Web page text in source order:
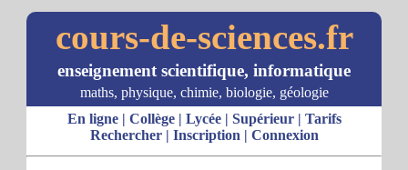
cours-de-sciences.fr
enseignement scientifique, informatique
maths, physique, chimie, biologie, géologie
En ligne| Collège| Lycée| Supérieur| Tarifs
Rechercher| Inscription | Connexion